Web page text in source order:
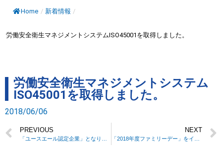
Home / 新着情報 /
労働安全衛生マネジメントシステムISO45001を取得しました。
労働安全衛生マネジメントシステム
ISO45001を取得しました。
2018/06/06
PREVIOUS NEXT